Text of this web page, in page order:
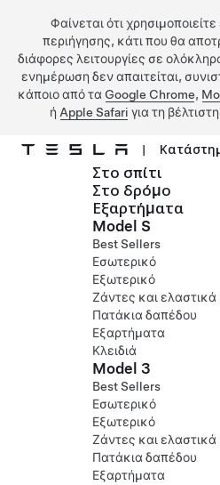
Φαίνεται ότι
περιήγησης, κάτι που θα
διάφορες λειτουργίες σε
ενημέρωση δεν απαιτείται,
κάποιο από τα Google Chrome,
ή Apple Safari για τη
Μετάβαση στο κύριο περιεχόμενο
|
Στο σπίτι
Στο δρόμο
Εξαρτήματα
Model S
Best Sellers
Εσωτερικό
Εξωτερικό
Ζάντες και ελαστικά
Πατάκια δαπέδου
Εξαρτήματα
Κλειδιά
Model 3
Best Sellers
Εσωτερικό
Εξωτερικό
Ζάντες και ελαστικά
Πατάκια δαπέδου
Εξαρτήματα